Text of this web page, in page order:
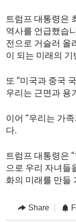
트럼프 대통령은
역사를 언급했습
전으로 거슬러 올
이 되는 미래의
또 “미국과 중국
우리는 근면과 용
이어 “우리는 가
다.
트럼프 대통령은
으로 우리 자녀들
화의 미래를 만들
Share